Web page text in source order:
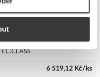
protahovací 30m
6 519,12 Kč/ks